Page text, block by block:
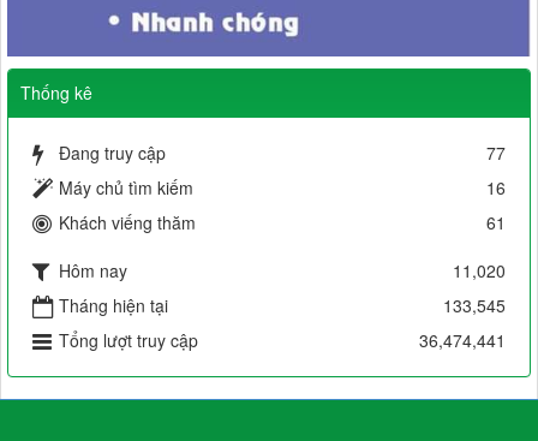
Thống kê
Đang truy cập
77
Máy chủ tìm kiếm
16
Khách viếng thăm
61
Hôm nay
11,020
Tháng hiện tại
133,545
Tổng lượt truy cập
36,474,441